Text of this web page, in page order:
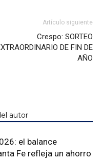
Artículo siguiente
Crespo: SORTEO
DE FIN DE
AÑO
autor
el balance
Fe refleja un ahorro